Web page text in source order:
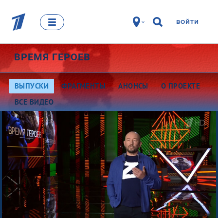
ВОЙТИ
ВРЕМЯ ГЕРОЕВ
ВЫПУСКИ ФРАГМЕНТЫ АНОНСЫ
О ПРОЕКТЕ
ВСЕ ВИДЕО